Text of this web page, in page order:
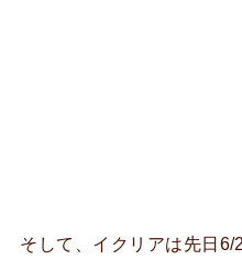
そして、イクリアは先日6/